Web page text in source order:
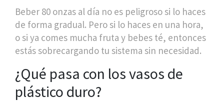
Beber 80 onzas al día no es peligroso si lo haces
de forma gradual. Pero si lo haces en una hora,
o si ya comes mucha fruta y bebes té, entonces
estás sobrecargando tu sistema sin necesidad.
¿Qué pasa con los vasos de
plástico duro?